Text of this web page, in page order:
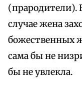
(прародители).
случае жена
божественных
сама бы не
бы не увлекла.